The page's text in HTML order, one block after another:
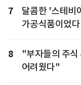
7
달콤한 '스테비
가공식품이었다
8
"부자들의 주식
어려웠다"